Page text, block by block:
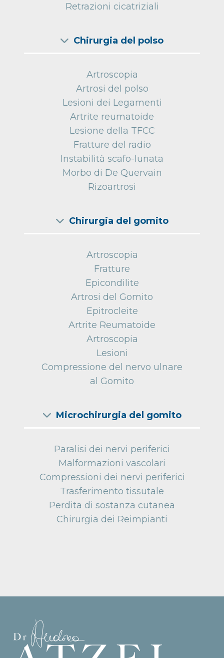
Retrazioni cicatriziali
Chirurgia del polso
Artroscopia
Artrosi del polso
Lesioni dei Legamenti
Artrite reumatoide
Lesione della TFCC
Fratture del radio
Instabilità scafo-lunata
Morbo di De Quervain
Rizoartrosi
Chirurgia del gomito
Artroscopia
Fratture
Epicondilite
Artrosi del Gomito
Epitrocleite
Artrite Reumatoide
Artroscopia
Lesioni
Compressione del nervo ulnare
al Gomito
Microchirurgia del gomito
Paralisi dei nervi periferici
Malformazioni vascolari
Compressioni dei nervi periferici
Trasferimento tissutale
Perdita di sostanza cutanea
Chirurgia dei Reimpianti